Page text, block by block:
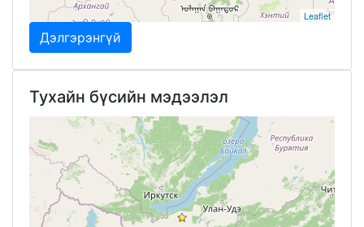
Leaflet
Дэлгэрэнгүй
Тухайн бүсийн мэдээлэл